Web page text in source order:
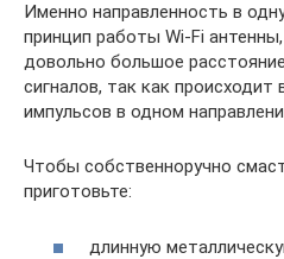
Именно направленность в
принцип работы Wi-Fi
довольно большое
сигналов, так как
импульсов в одном
Чтобы собственноручно
приготовьте:
длинную